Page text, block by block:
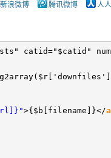
新浪微博 腾讯微博 人
catid="$catid"
>{$b[filename]}</a